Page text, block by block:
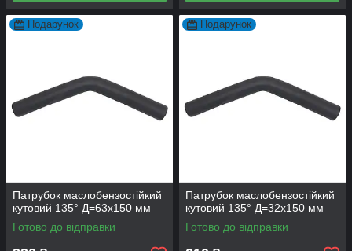
Подарунок
Патрубок маслобензостійкий
кутовий 135° Д=63х150 мм
Готово до відправки
Подарунок
Патрубок маслобензостійкий
кутовий 135° Д=32х150 мм
Готово до відправки